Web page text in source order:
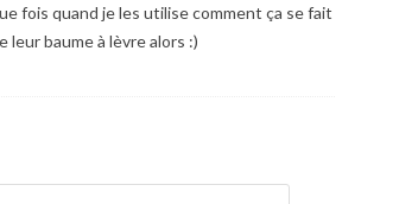
fois quand je les utilise comment ça se fait
baume à lèvre alors :)